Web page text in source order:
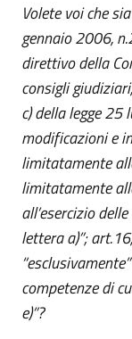
Volete voi che
gennaio 2006,
direttivo della
consigli
c) della legge
modificazioni e
limitatamente
limitatamente
all’esercizio
lettera a)”;
competenze di
e)”?